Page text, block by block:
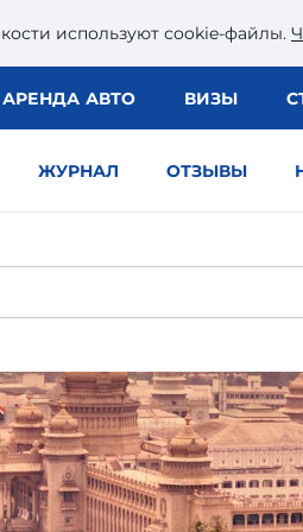
используют сookie-файлы.
АРЕНДА АВТО ВИЗЫ
ЖУРНАЛ ОТЗЫВЫ